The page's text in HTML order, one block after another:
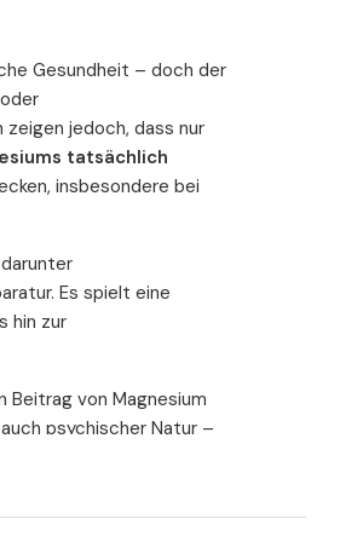
in
Tagesdosis von
Gesundheit – doch der
jedoch, dass nur
tatsächlich
insbesondere bei
Es spielt eine
hin zur
Beitrag von Magnesium
psychischer Natur –